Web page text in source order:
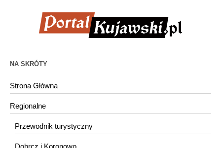
NA SKRÓTY
Strona Główna
Regionalne
Przewodnik turystyczny
Dobrcz i Koronowo